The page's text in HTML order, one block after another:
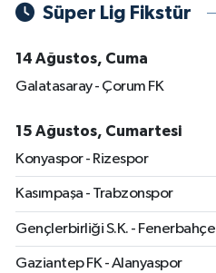
Süper Lig Fikstür
14 Ağustos, Cuma
Galatasaray - Çorum FK
15 Ağustos, Cumartesi
Konyaspor - Rizespor
Kasımpaşa - Trabzonspor
Gençlerbirliği S.K. - Fenerbahçe
Gaziantep FK - Alanyaspor